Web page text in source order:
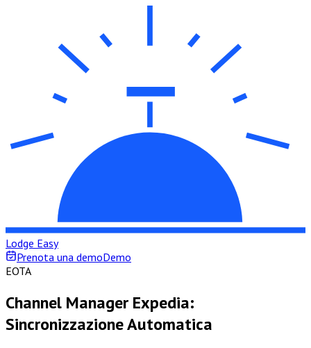
Lodge Easy
Prenota una demoDemo
EOTA
Channel Manager Expedia:
Sincronizzazione Automatica